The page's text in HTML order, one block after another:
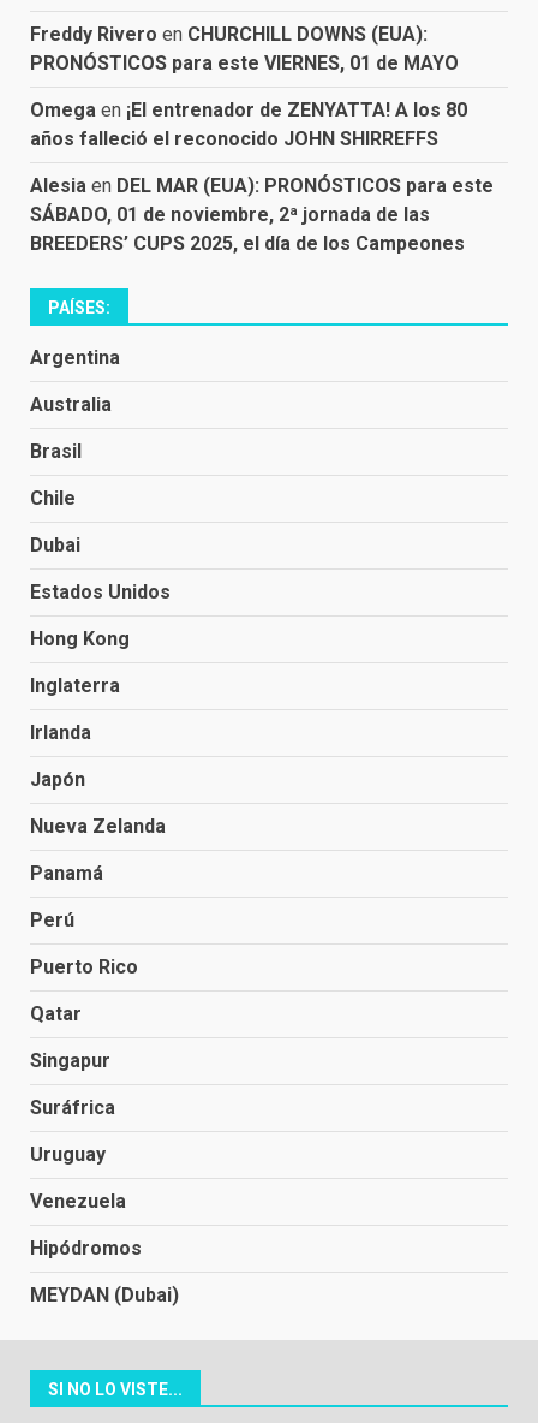
Freddy Rivero en CHURCHILL DOWNS (EUA):
PRONÓSTICOS para este VIERNES, 01 de MAYO
Omega en ¡El entrenador de ZENYATTA! A los 80
años falleció el reconocido JOHN SHIRREFFS
Alesia en DEL MAR (EUA): PRONÓSTICOS para este
SÁBADO, 01 de noviembre, 2ª jornada de las
BREEDERS’ CUPS 2025, el día de los Campeones
PAÍSES:
Argentina
Australia
Brasil
Chile
Dubai
Estados Unidos
Hong Kong
Inglaterra
Irlanda
Japón
Nueva Zelanda
Panamá
Perú
Puerto Rico
Qatar
Singapur
Suráfrica
Uruguay
Venezuela
Hipódromos
MEYDAN (Dubai)
SI NO LO VISTE...